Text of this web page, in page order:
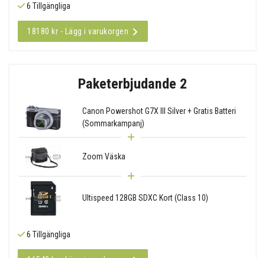
6 Tillgängliga
18180 kr - Lägg i varukorgen
Paketerbjudande 2
Canon Powershot G7X III Silver + Gratis Batteri
(Sommarkampanj)
Zoom Väska
Ultispeed 128GB SDXC Kort (Class 10)
6 Tillgängliga